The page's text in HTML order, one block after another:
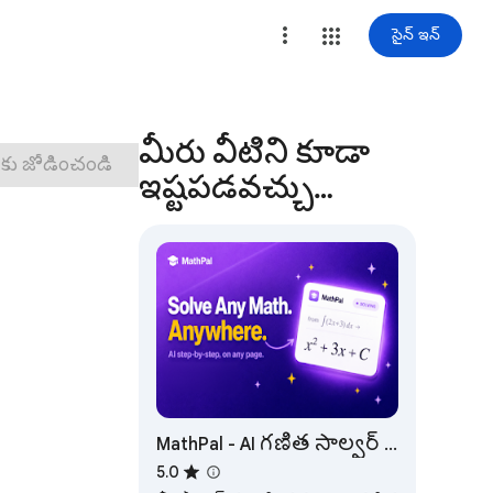
సైన్ ఇన్
జోడించండి
మీరు వీటిని కూడా
ఇష్టపడవచ్చు…
MathPal - AI గణిత సాల్వర్ &
ట్యూటర్
5.0